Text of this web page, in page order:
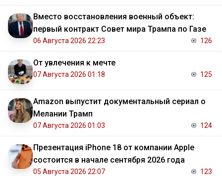
Вместо восстановления военный объект:
первый контракт Совет мира Трампа по Газе
06 Августа 2026 22:23 126
От увлечения к мечте
07 Августа 2026 01:18 125
Amazon выпустит документальный сериал о
Мелании Трамп
07 Августа 2026 01:03 124
Презентация iPhone 18 от компании Apple
состоится в начале сентября 2026 года
05 Августа 2026 22:07 123